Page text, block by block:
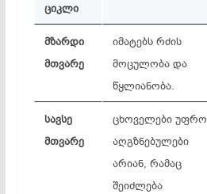
ციკლი
მზარდი
მთვარე
იმატებს რძის
მოცულობა და
წყლიანობა.
სავსე
მთვარე
ცხოველები უფრო
აღგზნებულები
არიან, რამაც
შეიძლება